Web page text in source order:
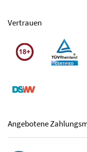
Vertrauen
Angebotene